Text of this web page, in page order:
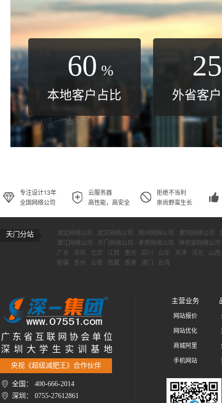
60 %
本地客户占比
25
外省客
专注设计13年
全国网络公司
云服务器
高性能，高安全
拒绝不当利
崇尚野蛮生长
天门分站 湖北网络公司 武汉网络公司 荆州网络公司 黄冈网络公司
潜江网络公司
天门网络公司 孝感网络公司
神农架网络公司
广东
深圳 北京 江西 重庆 四川 山东 天津 河北
山西
新疆
贵州 云南 西藏 香港 澳门 台湾
广 东 省 互 联 网 协 会 单 位
深 圳 大 学 生 实 训 基 地
央视《超级减肥王》合作伙伴
全国： 400-666-2014
深圳： 0755-27612861
主营业务
网站报价
网站优化
商城阿里
手机网站